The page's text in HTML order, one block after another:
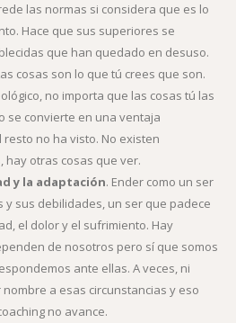
las normas si considera que es lo
Hace que sus superiores se
que han quedado en desuso.
cosas son lo que tú crees que son.
no importa que las cosas tú las
se convierte en una ventaja
no ha visto. No existen
hay otras cosas que ver.
y la adaptación. Ender como un ser
y sus debilidades, un ser que padece
el dolor y el sufrimiento. Hay
de nosotros pero sí que somos
ante ellas. A veces, ni
a esas circunstancias y eso
no avance.